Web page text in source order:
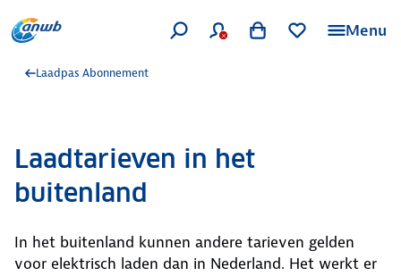
Menu
Laadpas Abonnement
Laadtarieven in het
buitenland
In het buitenland kunnen andere tarieven gelden
voor elektrisch laden dan in Nederland. Het werkt er